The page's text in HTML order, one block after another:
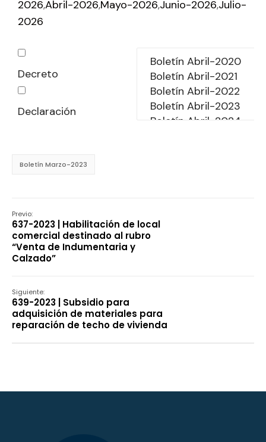
2026Abril-2026 Mayo-2026 Junio-2026 Julio-
2026
Decreto
Declaración
Boletín Marzo-2023
Previo:
637-2023 | Habilitación de local
comercial destinado al rubro
“Venta de Indumentaria y
Calzado”
Siguiente:
639-2023 | Subsidio para
adquisición de materiales para
reparación de techo de vivienda